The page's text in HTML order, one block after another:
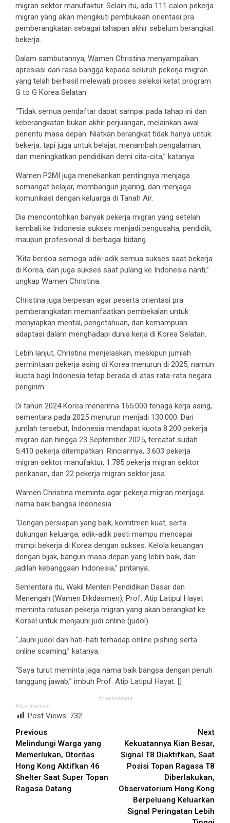
migran sektor manufaktur. Selain itu, ada 111 calon pekerja
migran yang akan mengikuti pembukaan orientasi pra
pemberangkatan sebagai tahapan akhir sebelum berangkat
bekerja.
Dalam sambutannya, Wamen Christina menyampaikan
apresiasi dan rasa bangga kepada seluruh pekerja migran
yang telah berhasil melewati proses seleksi ketat program
G to G Korea Selatan.
“Tidak semua pendaftar dapat sampai pada tahap ini dan
keberangkatan bukan akhir perjuangan, melainkan awal
penentu masa depan. Niatkan berangkat tidak hanya untuk
bekerja, tapi juga untuk belajar, menambah pengalaman,
dan meningkatkan pendidikan demi cita-cita,” katanya.
Wamen P2MI juga menekankan pentingnya menjaga
semangat belajar, membangun jejaring, dan menjaga
komunikasi dengan keluarga di Tanah Air.
Dia mencontohkan banyak pekerja migran yang setelah
kembali ke Indonesia sukses menjadi pengusaha, pendidik,
maupun profesional di berbagai bidang.
“Kita berdoa semoga adik-adik semua sukses saat bekerja
di Korea, dan juga sukses saat pulang ke Indonesia nanti,”
ungkap Wamen Christina.
Christina juga berpesan agar peserta orientasi pra
pemberangkatan memanfaatkan pembekalan untuk
menyiapkan mental, pengetahuan, dan kemampuan
adaptasi dalam menghadapi dunia kerja di Korea Selatan.
Lebih lanjut, Christina menjelaskan, meskipun jumlah
permintaan pekerja asing di Korea menurun di 2025, namun
kuota bagi Indonesia tetap berada di atas rata-rata negara
pengirim.
Di tahun 2024 Korea menerima 165.000 tenaga kerja asing,
sementara pada 2025 menurun menjadi 130.000. Dari
jumlah tersebut, Indonesia mendapat kuota 8.200 pekerja
migran dan hingga 23 September 2025, tercatat sudah
5.410 pekerja ditempatkan. Rinciannya, 3.603 pekerja
migran sektor manufaktur, 1.785 pekerja migran sektor
perikanan, dan 22 pekerja migran sektor jasa.
Wamen Christina meminta agar pekerja migran menjaga
nama baik bangsa Indonesia.
“Dengan persiapan yang baik, komitmen kuat, serta
dukungan keluarga, adik-adik pasti mampu mencapai
mimpi bekerja di Korea dengan sukses. Kelola keuangan
dengan bijak, bangun masa depan yang lebih baik, dan
jadilah kebanggaan Indonesia,” pintanya.
Sementara itu, Wakil Menteri Pendidikan Dasar dan
Menengah (Wamen Dikdasmen), Prof. Atip Latipul Hayat
meminta ratusan pekerja migran yang akan berangkat ke
Korsel untuk menjauhi judi online (judol).
“Jauhi judol dan hati-hati terhadap online pishing serta
online scaming,” katanya.
“Saya turut meminta jaga nama baik bangsa dengan penuh
tanggung jawab,” imbuh Prof. Atip Latipul Hayat. []
Advertisement
Advertisement
Post Views: 732
Continue
Reading
Previous
Melindungi Warga yang
Memerlukan, Otoritas
Hong Kong Aktifkan 46
Shelter Saat Super Topan
Ragasa Datang
Next
Kekuatannya Kian Besar,
Signal T8 Diaktifkan, Saat
Posisi Topan Ragasa T8
Diberlakukan,
Observatorium Hong Kong
Berpeluang Keluarkan
Signal Peringatan Lebih